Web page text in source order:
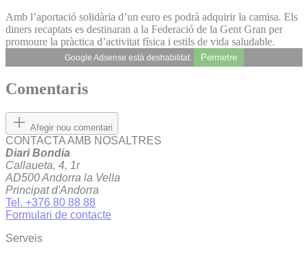
Amb l’aportació solidària d’un euro es podrà adquirir la camisa. Els
diners recaptats es destinaran a la Federació de la Gent Gran per
promoure la pràctica d’activitat física i estils de vida saludable.
Google Adsense està deshabilitat. Permetre
Comentaris
Afegir nou comentari
CONTACTA AMB NOSALTRES
Diari Bondia
Callaueta, 4, 1r
AD500 Andorra la Vella
Principat d'Andorra
Tel. +376 80 88 88
Formulari de contacte
Serveis